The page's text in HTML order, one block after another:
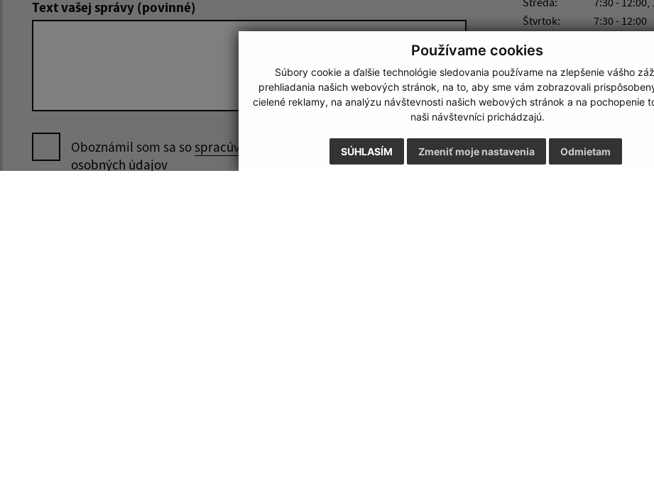
Používame cookies
Súbory cookie a ďalšie technológie sledovania používame na zlepšenie vášho
prehliadania našich webových stránok, na to, aby sme vám zobrazovali
cielené reklamy, na analýzu návštevnosti našich webových stránok a na pochopenie
naši návštevníci prichádzajú.
SÚHLASÍM Odmietam
Zmeniť moje nastavenia
Text vašej správy (povinné)
Oboznámil som sa sospracúvaním
osobných údajov
Google reCaptcha Response
Odoslať správu
Štvrtok:
7:30 - 12:00